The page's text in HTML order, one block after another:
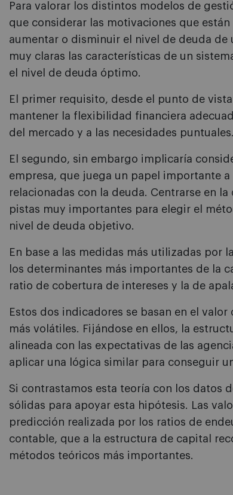
Para valorar los distintos modelos de
que considerar las motivaciones que
aumentar o disminuir el nivel de deuda de
muy claras las características de un
el nivel de deuda óptimo.
El primer requisito, desde el punto de
mantener la flexibilidad financiera
del mercado y a las necesidades puntuales.
El segundo, sin embargo implicaría
empresa, que juega un papel importante
relacionadas con la deuda. Centrarse en
pistas muy importantes para elegir el
nivel de deuda objetivo.
En base a las medidas más utilizadas por
los determinantes más importantes de la
ratio de cobertura de intereses y la de
Estos dos indicadores se basan en el
más volátiles. Fijándose en ellos, la
alineada con las expectativas de las
aplicar una lógica similar para conseguir
Si contrastamos esta teoría con los datos
sólidas para apoyar esta hipótesis. Las
predicción realizada por los ratios de
contable, que a la estructura de capital
métodos teóricos más importantes.